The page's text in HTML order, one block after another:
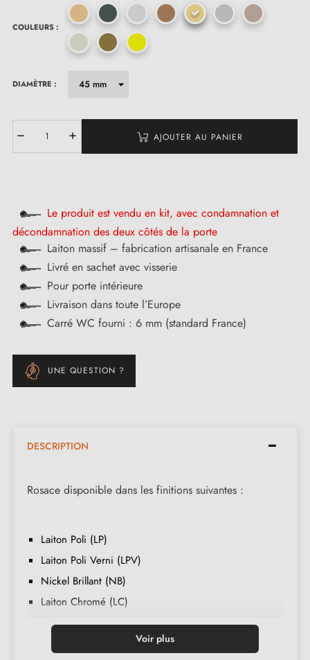
COULEURS :
DIAMÈTRE :
AJOUTER AU PANIER
Le produit est vendu en kit, avec condamnation et
décondamnation des deux côtés de la porte
Laiton massif – fabrication artisanale en France
Livré en sachet avec visserie
Pour porte intérieure
Livraison dans toute l’Europe
Carré WC fourni : 6 mm (standard France)
UNE QUESTION ?
DESCRIPTION
Rosace disponible dans les finitions suivantes :
Laiton Poli (LP)
Laiton Poli Verni (LPV)
Nickel Brillant (NB)
Laiton Chromé (LC)
Nickel Satiné (NS)
Vieux Laiton Mat (VLM)Voir plus